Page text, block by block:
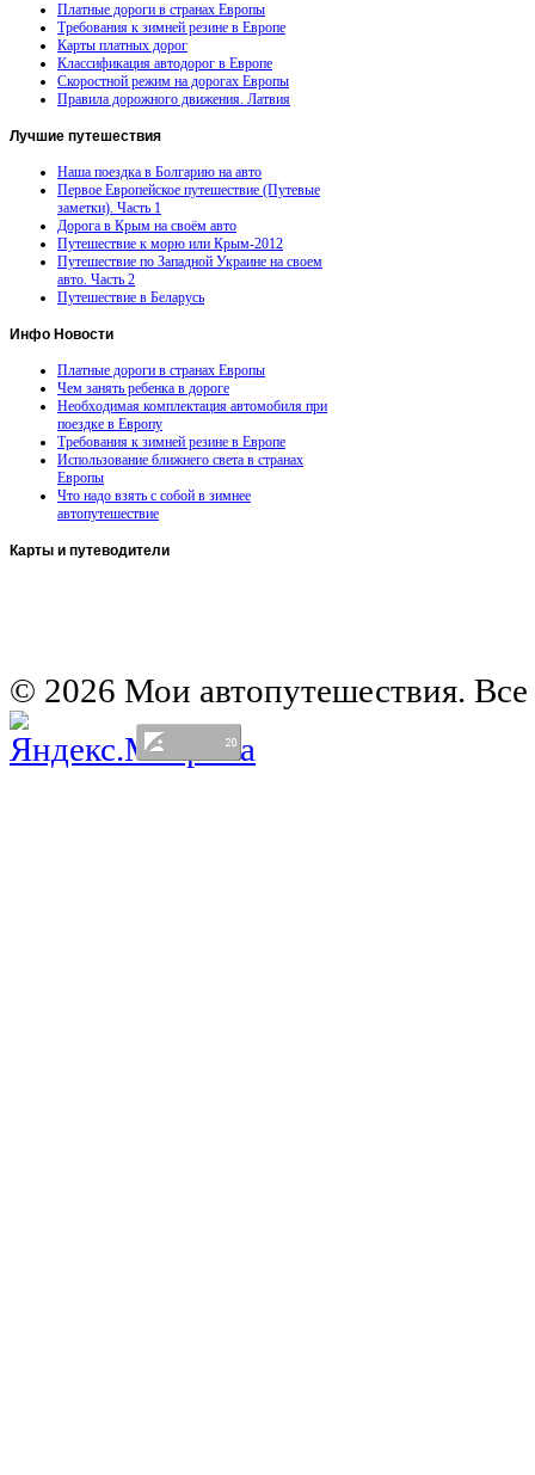
Платные дороги в странах Европы
Требования к зимней резине в Европе
Карты платных дорог
Классификация автодорог в Европе
Скоростной режим на дорогах Европы
Правила дорожного движения. Латвия
Лучшие путешествия
Наша поездка в Болгарию на авто
Первое Европейское путешествие (Путевые
заметки). Часть 1
Дорога в Крым на своём авто
Путешествие к морю или Крым-2012
Путешествие по Западной Украине на своем
авто. Часть 2
Путешествие в Беларусь
Инфо Новости
Платные дороги в странах Европы
Чем занять ребенка в дороге
Необходимая комплектация автомобиля при
поездке в Европу
Требования к зимней резине в Европе
Использование ближнего света в странах
Европы
Что надо взять с собой в зимнее
автопутешествие
Карты и путеводители
© 2026 Мои автопутешествия.